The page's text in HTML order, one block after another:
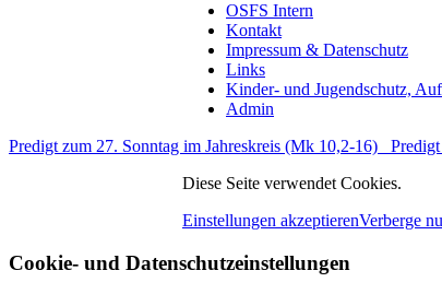
OSFS Intern
Kontakt
Impressum & Datenschutz
Links
Kinder- und Jugendschutz,
Admin
Predigt zum 27. Sonntag im Jahreskreis (Mk 10,2-16)
Diese Seite verwendet Cookies.
Einstellungen akzeptierenVerberge
Cookie- und Datenschutzeinstellungen